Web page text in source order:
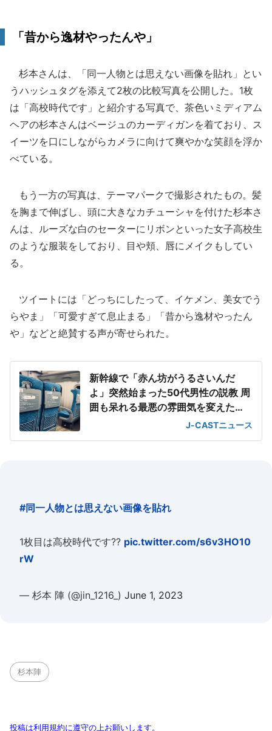
「昔から逸材やったんや」
杉本さんは、「同一人物とは思えない画像を貼れ」とい
うハッシュタグを添えて2枚の比較写真を公開した。1枚
は「高校時代です」と紹介する写真で、茶色いミディアム
ヘアの杉本さんはベージュのカーディガンを着ており、ス
イーツを口にしながらカメラに向けて爽やかな笑顔を浮か
べている。
もう一方の写真は、テーマパークで撮影されたもの。髪
を胸まで伸ばし、頭に大きなカチューシャを付けた杉本さ
んは、ルーズな白のセーターにリボンといった女子高校生
のような服装をしており、目や頬、唇にメイクもしてい
る。
ツイートには「どっちにしたって、イケメン、美女でう
らやま」「可愛すぎて息止まる」「昔から逸材やったん
や」などと絶賛する声が寄せられた。
新幹線で「赤ん坊がうるさいんだ
よ」突然始まった50代男性の説教 周
囲も呆れる最悪の雰囲気を変えた
J-CASTニュース
#同一人物とは思えない画像を貼れ
1枚目は高校時代です?? pic.twitter.com/s6v3HO10
rW
— 杉本 陣 (@jin_1216_) June 1, 2023
杉本陣